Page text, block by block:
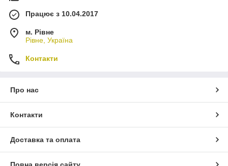
Працює з 10.04.2017
м. Рівне
Рівне, Україна
Контакти
Про нас
Контакти
Доставка та оплата